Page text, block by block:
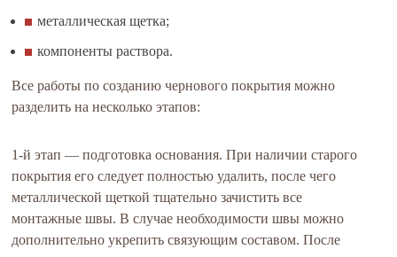
металлическая щетка;
компоненты раствора.
Все работы по созданию чернового покрытия можно
разделить на несколько этапов:
1-й этап — подготовка основания. При наличии старого
покрытия его следует полностью удалить, после чего
металлической щеткой тщательно зачистить все
монтажные швы. В случае необходимости швы можно
дополнительно укрепить связующим составом. После